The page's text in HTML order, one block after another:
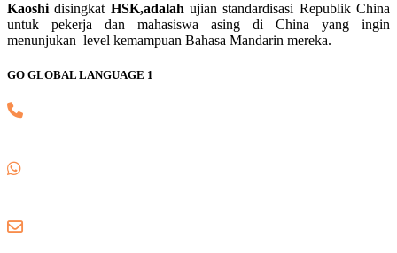
Kaoshi disingkat HSK,adalah ujian standardisasi Republik China
untuk pekerja dan mahasiswa asing di China yang ingin
menunjukan level kemampuan Bahasa Mandarin mereka.
GO GLOBAL LANGUAGE 1